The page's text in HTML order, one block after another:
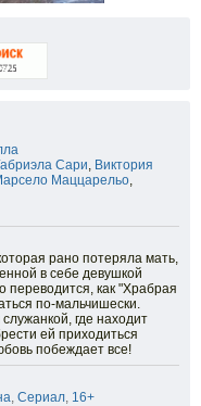
Сари, Виктория
Маццарельо,
рано потеряла мать,
в себе девушкой
переводится, как "Храбрая
по-мальчишески.
где находит
ей приходиться
побеждает все!
, Сериал, 16+